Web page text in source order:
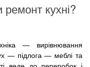
кухні?
— вирівнювання
— підлога — меблі та